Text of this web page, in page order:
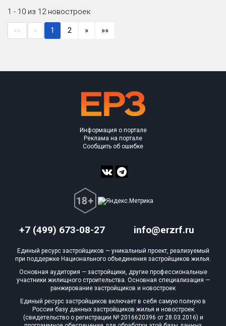
1 - 10 из 12 новостроек
«« « 1 2 » »»
+7 (499) 673-08-27 info@erzrf.ru
Информация о портале
Реклама на портале
Сообщить об ошибке
Единый ресурс застройщиков — уникальный проект, реализуемый
при поддержке Национального объединения застройщиков жилья.
Основная аудитория — застройщики, другие профессиональные
участники жилищного строительства. Основная специализация —
ранжирование застройщиков и новостроек
Единый ресурс застройщиков включает в себя самую полную в
России базу данных застройщиков жилья и новостроек
(свидетельство о регистрации № 2016620396 от 28.03.2016) и